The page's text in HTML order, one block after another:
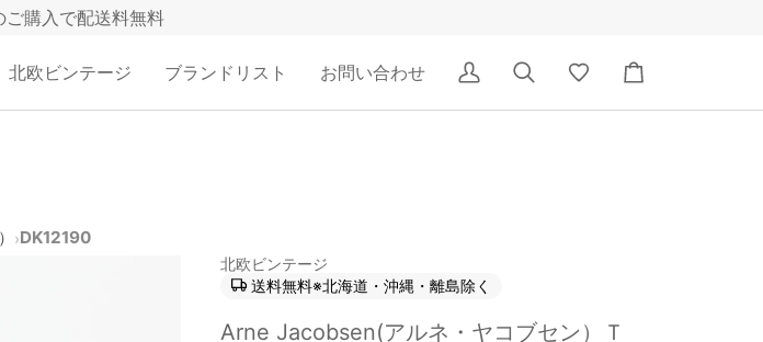
購入で配送料無料
北欧ビンテージ ブランドリスト お問い合わせ
ア
カ
検
索
Wishlist
カ
ー
›DK12190
北欧ビンテージ
送料無料※北海道・沖縄・離島除く
Arne Jacobsen(アルネ・ヤコブセン）Ｔ